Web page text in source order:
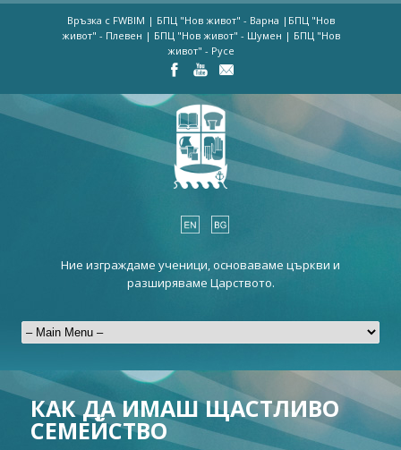
Връзка с FWBIM | БПЦ "Нов живот" - Варна | БПЦ "Нов
живот" - Плевен | БПЦ "Нов живот" - Шумен | БПЦ "Нов
живот" - Русе
Ние изграждаме ученици, основаваме църкви и
разширяваме Царството.
КАК ДА ИМАШ ЩАСТЛИВО
СЕМЕЙСТВО